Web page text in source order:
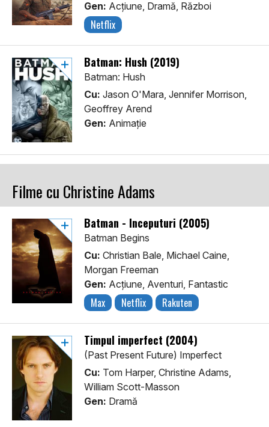
Gen: Acţiune, Dramă, Război
Netflix
Batman: Hush (2019)
Batman: Hush
Cu: Jason O'Mara, Jennifer Morrison,
Geoffrey Arend
Gen: Animaţie
Filme cu Christine Adams
Batman - Începuturi (2005)
Batman Begins
Cu: Christian Bale, Michael Caine,
Morgan Freeman
Gen: Acţiune, Aventuri, Fantastic
Max Netflix Rakuten
Timpul imperfect (2004)
(Past Present Future) Imperfect
Cu: Tom Harper, Christine Adams,
William Scott-Masson
Gen: Dramă